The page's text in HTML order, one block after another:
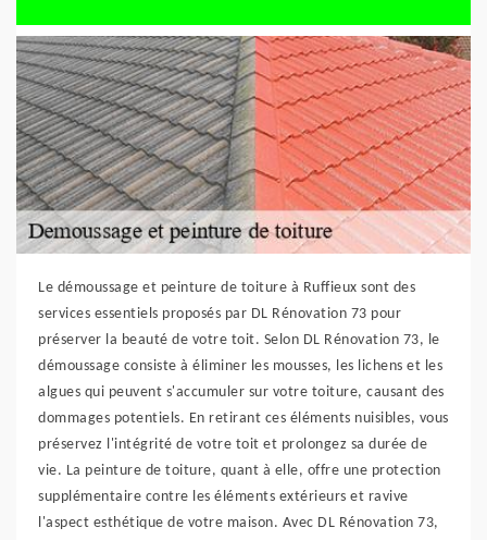
Le démoussage et peinture de toiture à Ruffieux sont des
services essentiels proposés par DL Rénovation 73 pour
préserver la beauté de votre toit. Selon DL Rénovation 73, le
démoussage consiste à éliminer les mousses, les lichens et les
algues qui peuvent s'accumuler sur votre toiture, causant des
dommages potentiels. En retirant ces éléments nuisibles, vous
préservez l'intégrité de votre toit et prolongez sa durée de
vie. La peinture de toiture, quant à elle, offre une protection
supplémentaire contre les éléments extérieurs et ravive
l'aspect esthétique de votre maison. Avec DL Rénovation 73,